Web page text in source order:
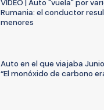
VIDEO | Auto "vuela" por
Rumania: el conductor
menores
Auto en el que viajaba
“El monóxido de carbono